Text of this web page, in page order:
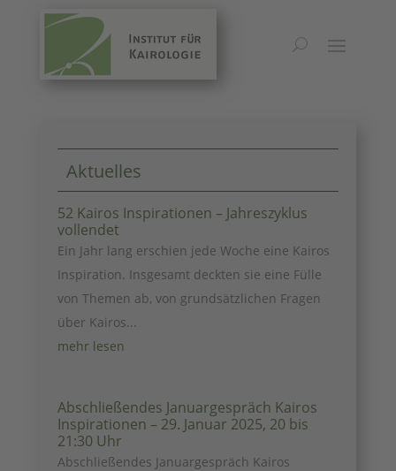
Sinnkraft
Aktuelles
52 Kairos Inspirationen – Jahreszyklus
vollendet
Ein Jahr lang erschien jede Woche eine Kairos
Inspiration. Insgesamt deckten sie eine Fülle
von Themen ab, von grundsätzlichen Fragen
über Kairos...
mehr lesen
Abschließendes Januargespräch Kairos
Inspirationen – 29. Januar 2025, 20 bis
21:30 Uhr
Abschließendes Januargespräch Kairos